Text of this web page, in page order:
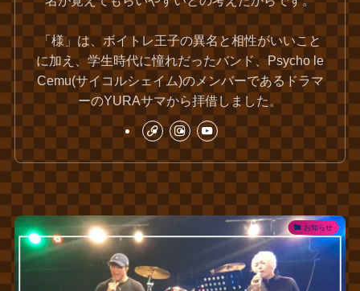
「様」は、ボイトレ王子の異名と相性がいいこと
に加え、学生時代に憧れだったバンド、Psycho le
Cemu(サイコルシェイム)のメンバーであるドラマ
ーのYURAサマから拝借しました。
お知らせ